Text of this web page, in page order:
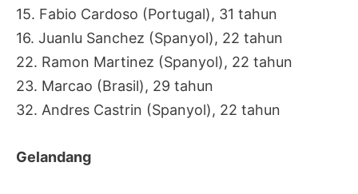
15. Fabio Cardoso (Portugal), 31 tahun
16. Juanlu Sanchez (Spanyol), 22 tahun
22. Ramon Martinez (Spanyol), 22 tahun
23. Marcao (Brasil), 29 tahun
32. Andres Castrin (Spanyol), 22 tahun
Gelandang